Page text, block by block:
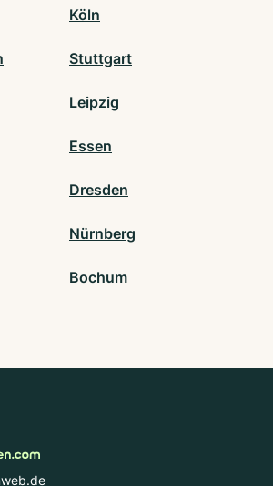
Köln
Stuttgart
Leipzig
Essen
Dresden
Nürnberg
Bochum